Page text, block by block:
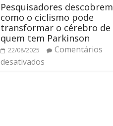
Pesquisadores descobrem
como o ciclismo pode
transformar o cérebro de
quem tem Parkinson
22/08/2025
Comentários
desativados